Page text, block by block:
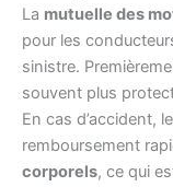
La mutuelle des
pour les
sinistre.
souvent plus
En cas d’accident,
remboursement
corporels, ce qui